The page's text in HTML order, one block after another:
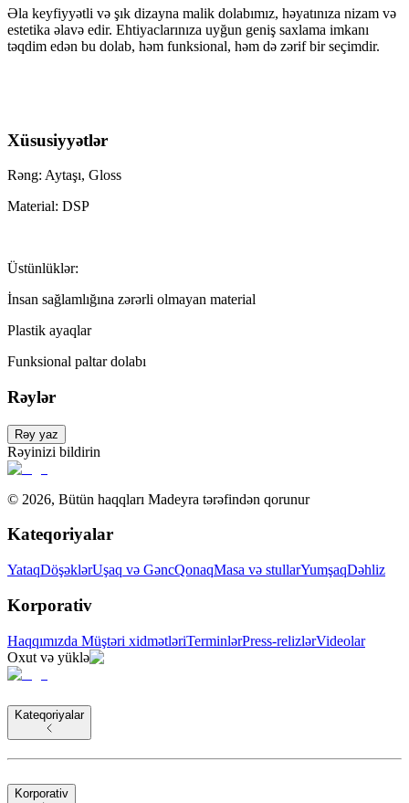
Əla keyfiyyətli və şık dizayna malik dolabımız, həyatınıza nizam və
estetika əlavə edir. Ehtiyaclarınıza uyğun geniş saxlama imkanı
təqdim edən bu dolab, həm funksional, həm də zərif bir seçimdir.
Xüsusiyyətlər
Rəng: Aytaşı, Gloss
Material: DSP
Üstünlüklər:
İnsan sağlamlığına zərərli olmayan material
Plastik ayaqlar
Funksional paltar dolabı
Rəylər
Rəy yaz
Rəyinizi bildirin
© 2026, Bütün haqqları Madeyra tərəfindən qorunur
Kateqoriyalar
YataqDöşəklərUşaq və GəncQonaqMasa və stullarYumşaqDəhliz
Korporativ
Haqqımızda Müştəri xidmətləriTerminlərPress-relizlərVideolar
Oxut və yüklə
Kateqoriyalar
Korporativ